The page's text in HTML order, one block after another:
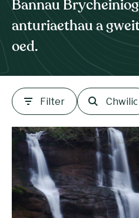
Bannau
anturiaethau a
oed.
Filter